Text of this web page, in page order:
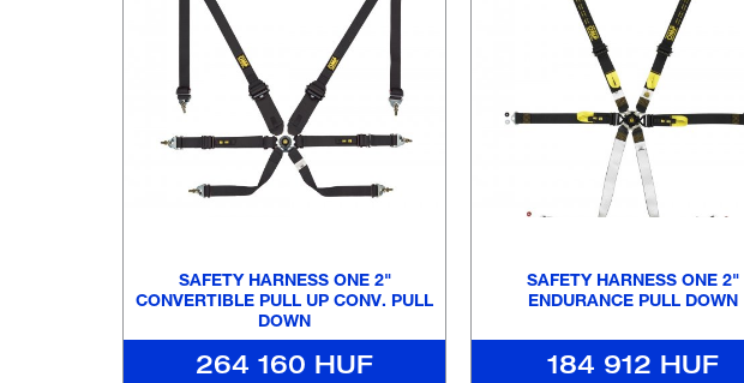
SAFETY HARNESS ONE 2"
CONVERTIBLE PULL UP CONV. PULL
DOWN
264 160 HUF
SAFETY HARNESS ONE 2"
ENDURANCE PULL DOWN
184 912 HUF